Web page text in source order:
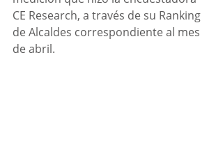
CE Research, a través de su Ranking
de Alcaldes correspondiente al mes
de abril.